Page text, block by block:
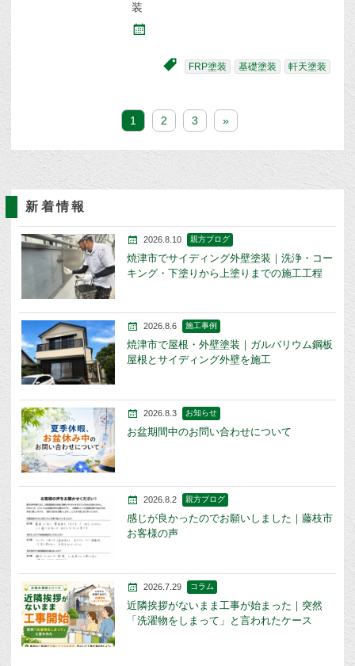
装
FRP塗装 基礎塗装 軒天塗装
1 2 3 »
新着情報
2026.8.10 親方ブログ
焼津市でサイディング外壁塗装｜洗浄・コー
キング・下塗りから上塗りまでの施工工程
2026.8.6 施工事例
焼津市で屋根・外壁塗装｜ガルバリウム鋼板
屋根とサイディング外壁を施工
2026.8.3 お知らせ
お盆期間中のお問い合わせについて
2026.8.2 親方ブログ
感じが良かったのでお願いしました｜藤枝市
お客様の声
2026.7.29 コラム
近隣挨拶がないまま工事が始まった｜突然
「洗濯物をしまって」と言われたケース